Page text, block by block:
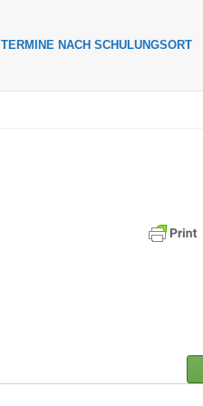
TERMINE NACH SCHULUNGSORT